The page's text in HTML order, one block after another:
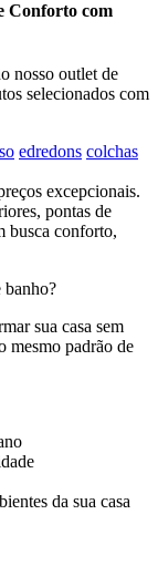
Conforto com
nosso outlet de
selecionados com
edredons colchas
excepcionais.
pontas de
busca conforto,
banho?
sua casa sem
mesmo padrão de
da sua casa